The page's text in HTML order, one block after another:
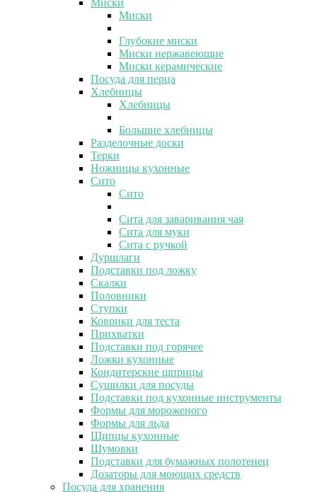
Миски
Глубокие миски
Миски нержавеющие
Миски керамические
Посуда для перца
Хлебницы
Хлебницы
Большие хлебницы
Разделочные доски
Терки
Ножницы кухонные
Сито
Сито
Сита для заваривания чая
Сита для муки
Сита с ручкой
Дуршлаги
Подставки под ложку
Скалки
Половники
Ступки
Коврики для теста
Прихватки
Подставки под горячее
Ложки кухонные
Кондитерские шприцы
Сушилки для посуды
Подставки под кухонные инструменты
Формы для мороженого
Формы для льда
Щипцы кухонные
Шумовки
Подставки для бумажных полотенец
Дозаторы для моющих средств
Посуда для хранения